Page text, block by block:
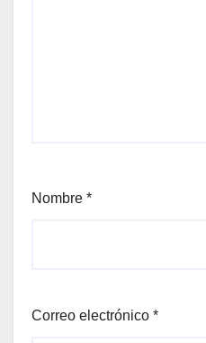
Nombre *
Correo electrónico *